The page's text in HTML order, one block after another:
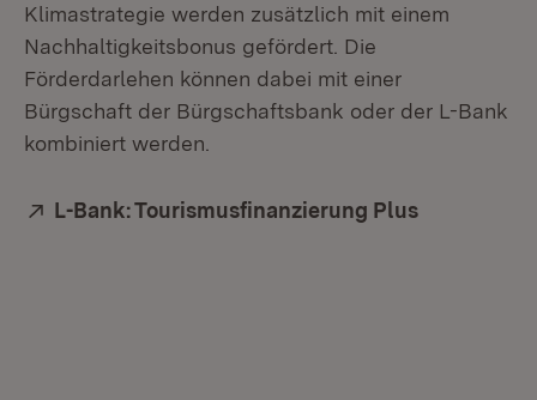
Klimastrategie werden zusätzlich mit einem
Nachhaltigkeitsbonus gefördert. Die
Förderdarlehen können dabei mit einer
Bürgschaft der Bürgschaftsbank oder der L-Bank
kombiniert werden.
Extern:
L-Bank: Tourismus­finanzierung Plus